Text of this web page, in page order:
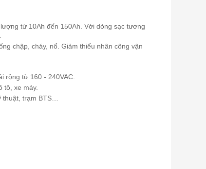
từ 10Ah đến 150Ah. Với dòng sạc tương
chập, cháy, nổ. Giảm thiểu nhân công vận
rộng từ 160 - 240VAC.
tô, xe máy.
trạm BTS…